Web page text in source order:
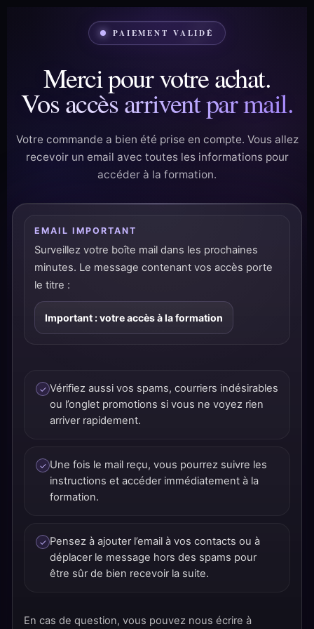
PAIEMENT VALIDÉ
Merci pour votre achat.
Vos accès arrivent par mail.
Votre commande a bien été prise en compte. Vous allez
recevoir un email avec toutes les informations pour
accéder à la formation.
EMAIL IMPORTANT
Surveillez votre boîte mail dans les prochaines
minutes. Le message contenant vos accès porte
le titre :
Important : votre accès à la formation
Vérifiez aussi vos spams, courriers indésirables
ou l’onglet promotions si vous ne voyez rien
arriver rapidement.
Une fois le mail reçu, vous pourrez suivre les
instructions et accéder immédiatement à la
formation.
Pensez à ajouter l’email à vos contacts ou à
déplacer le message hors des spams pour
être sûr de bien recevoir la suite.
En cas de question, vous pouvez nous écrire à